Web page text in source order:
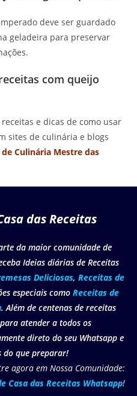
deve ser guardado
geladeira para preservar
com queijo
e dicas de como usar
sites de culinária e blogs
Culinária Mestre das
das Receitas
da maior comunidade de
Ideias diárias de Receitas
Deliciosas, Receitas de
especiais como Receitas de
. Além de centenas de receitas
atender a todos os
direto do seu Whatsapp e
do que preparar!
agora em Nossa Comunidade:
Casa das Receitas Whatsapp!